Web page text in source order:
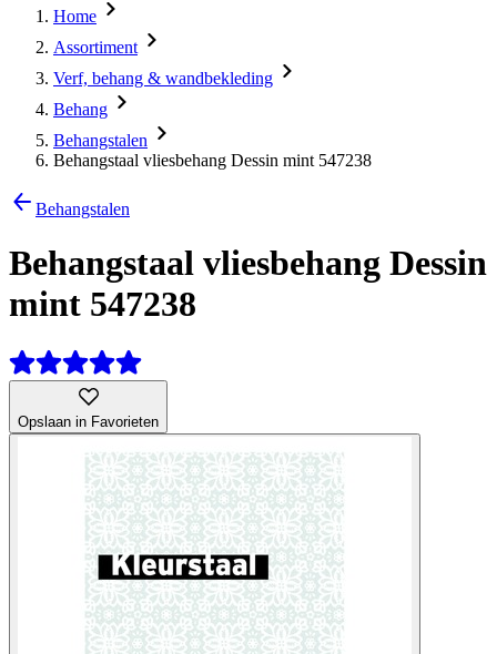
Home
Assortiment
Verf, behang & wandbekleding
Behang
Behangstalen
Behangstaal vliesbehang Dessin mint 547238
Behangstalen
Behangstaal vliesbehang Dessin
mint 547238
Opslaan in Favorieten